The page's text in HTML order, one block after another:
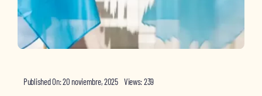
Published On: 20 noviembre, 2025 Views: 239